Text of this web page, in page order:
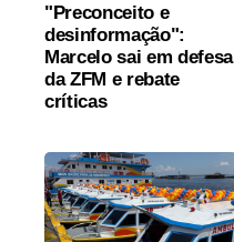
"Preconceito e
desinformação":
Marcelo sai em defesa
da ZFM e rebate
críticas